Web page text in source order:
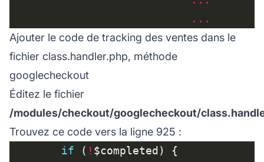
...
Ajouter le code de tracking des ventes dans le
fichier class.handler.php, méthode
googlecheckout
Éditez le fichier
/modules/checkout/googlecheckout/
Trouvez ce code vers la ligne 925 :
if ( !